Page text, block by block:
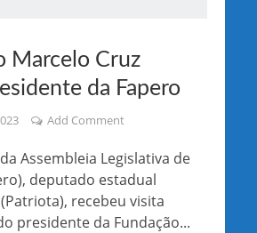
Marcelo Cruz
da Fapero
Add Comment
Assembleia Legislativa de
deputado estadual
recebeu visita
presidente da Fundação...